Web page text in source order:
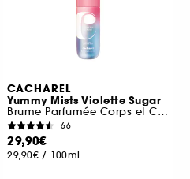
CACHAREL
Yummy Mists Violette Sugar
Brume Parfumée Corps et Cheveux
66
29,90€
29,90€ / 100ml